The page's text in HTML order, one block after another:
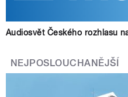
Audiosvět Českého rozhlasu
NEJPOSLOUCHANĚJŠÍ